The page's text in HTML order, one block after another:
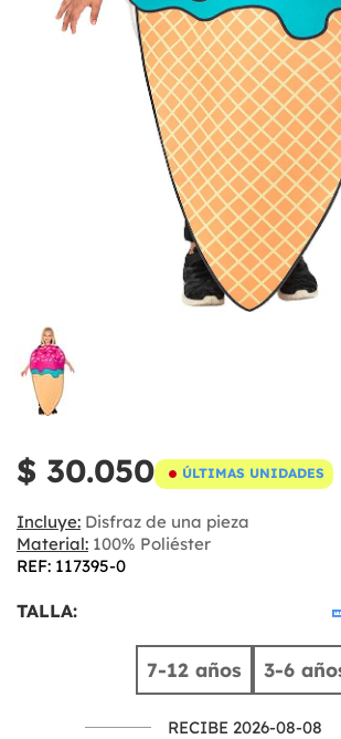
$ 30.050 ÚLTIMAS UNIDADES
Incluye: Disfraz de una pieza
Material: 100% Poliéster
REF: 117395-0
TALLA:
7-12 años 3-6
RECIBE 2026-08-08